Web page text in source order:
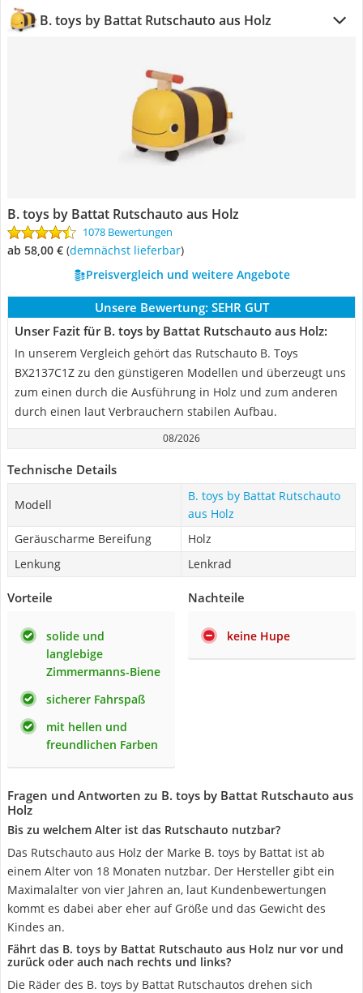
B. toys by Battat Rutschauto aus Holz
B. toys by Battat Rutschauto aus Holz
1078 Bewertungen
ab 58,00 € ( Demnächst lieferbar)
Preisvergleich und weitere Angebote
Unsere Bewertung: SEHR GUT
Unser Fazit für B. toys by Battat Rutschauto aus Holz:
In unserem Vergleich gehört das Rutschauto B. Toys
‎BX2137C1Z zu den günstigeren Modellen und überzeugt uns
zum einen durch die Ausführung in Holz und zum anderen
durch einen laut Verbrauchern stabilen Aufbau.
08/2026
Technische Details
Modell
B. toys by Battat Rutschauto
aus Holz
Geräuscharme Bereifung
Holz
Lenkung
Lenkrad
Vorteile
solide und
langlebige
Zimmermanns-Biene
sicherer Fahrspaß
mit hellen und
freundlichen Farben
Nachteile
keine Hupe
Fragen und Antworten zu B. toys by Battat Rutschauto aus
Holz
Bis zu welchem Alter ist das Rutschauto nutzbar?
Das Rutschauto aus Holz der Marke B. toys by Battat ist ab
einem Alter von 18 Monaten nutzbar. Der Hersteller gibt ein
Maximalalter von vier Jahren an, laut Kundenbewertungen
kommt es dabei aber eher auf Größe und das Gewicht des
Kindes an.
Fährt das B. toys by Battat Rutschauto aus Holz nur vor und
zurück oder auch nach rechts und links?
Die Räder des B. toys by Battat Rutschautos drehen sich